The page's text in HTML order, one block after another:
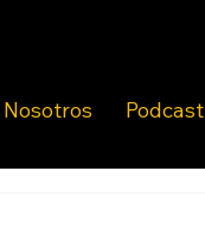
Nosotros Podcast